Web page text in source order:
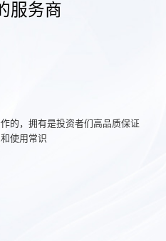
服务商
的，拥有是投资者们高品质保证
使用常识